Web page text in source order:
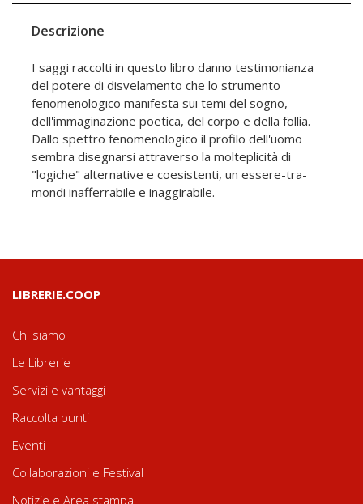
Descrizione
I saggi raccolti in questo libro danno testimonianza
del potere di disvelamento che lo strumento
fenomenologico manifesta sui temi del sogno,
dell'immaginazione poetica, del corpo e della follia.
Dallo spettro fenomenologico il profilo dell'uomo
sembra disegnarsi attraverso la molteplicità di
"logiche" alternative e coesistenti, un essere-tra-
mondi inafferrabile e inaggirabile.
LIBRERIE.COOP
Chi siamo
Le Librerie
Servizi e vantaggi
Raccolta punti
Eventi
Collaborazioni e Festival
Notizie e Area stampa